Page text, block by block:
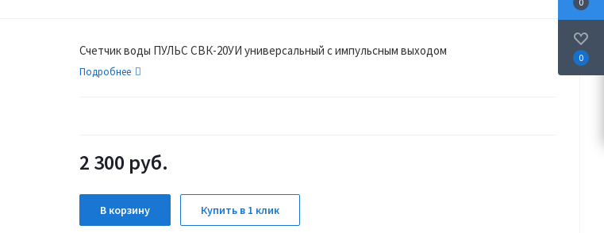
Счетчик воды ПУЛЬС СВК-20УИ универсальный с импульсным выходом
Подробнее
2 300 руб.
В корзину Купить в 1 клик
0